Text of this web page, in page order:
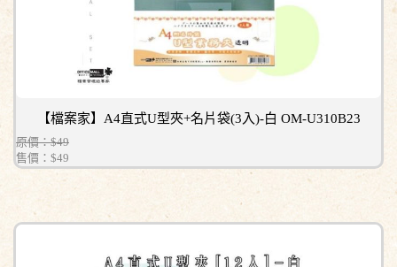
【檔案家】A4直式U型夾+名片袋(3入)-白 OM-U310B23
原價：$49
售價： $49